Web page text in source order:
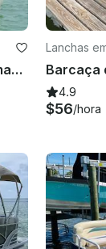
Pontão Bennington de 20 pés, Yamaha 70HP, até 9 pessoas - gasolina incluída! Pinheiros da Baía
Lanchas
o
4.9
$56/hora